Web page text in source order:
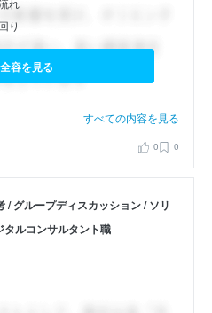
れ
り
容を見る
すべての内容を見る
0 0
/ グループディスカッション / ソリ
タルコンサルタント職